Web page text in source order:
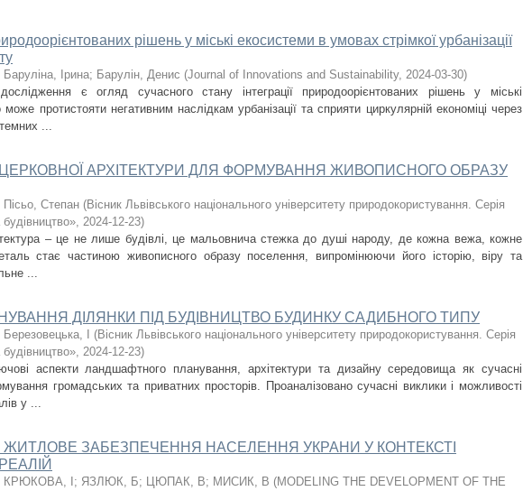
рішень у міські екосистеми в умовах стрімкої урбанізації
Баруліна, Ірина; Барулін, Денис (Journal of Innovations and Sustainability, 2024-03-30)
є огляд сучасного стану інтеграції природоорієнтованих рішень у міські
протистояти негативним наслідкам урбанізації та сприяти циркулярній економіці через
...
АРХІТЕКТУРИ ДЛЯ ФОРМУВАННЯ ЖИВОПИСНОГО ОБРАЗУ
Пісьо, Степан (Вісник Львівського національного університету природокористування. Серія
будівництво», 2024-12-23)
– це не лише будівлі, це мальовнича стежка до душі народу, де кожна вежа, кожне
стає частиною живописного образу поселення, випромінюючи його історію, віру та
...
ДІЛЯНКИ ПІД БУДІВНИЦТВО БУДИНКУ САДИБНОГО ТИПУ
Березовецька, І (Вісник Львівського національного університету природокористування. Серія
будівництво», 2024-12-23)
аспекти ландшафтного планування, архітектури та дизайну середовища як сучасні
громадських та приватних просторів. Проаналізовано сучасні виклики і можливості
у ...
ЖИТЛОВЕ ЗАБЕЗПЕЧЕННЯ НАСЕЛЕННЯ УКРАНИ У КОНТЕКСТІ
КРЮКОВА, І ; ЯЗЛЮК, Б; ЦЮПАК, В; МИСИК, В (MODELING THE DEVELOPMENT OF THE